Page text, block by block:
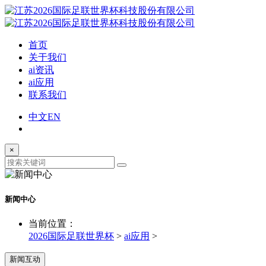
首页
关于我们
ai资讯
ai应用
联系我们
中文EN
×
新闻中心
当前位置：
2026国际足联世界杯 > ai应用 >
新闻互动